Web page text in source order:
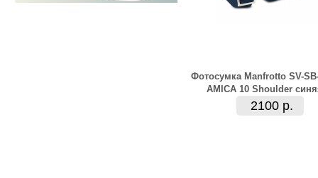
Фотосумка Manfrotto SV-
AMICA 10 Shoulder
2100 р.